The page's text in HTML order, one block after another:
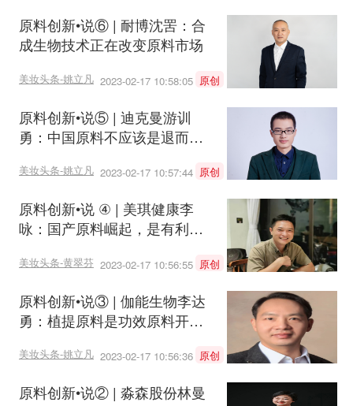
原料创新•说⑥ | 耐博沈罟：合
成生物技术正在改变原料市场
美妆头条-姚立凡 2023-02-17 10:58:05 原创
原料创新•说⑤ | 迪克曼游训
勇：中国原料不应该是退而求
美妆头条-姚立凡 2023-02-17 10:57:44 原创
原料创新•说 ④ | 美琪健康李
咏：国产原料崛起，是有利于
美妆头条-黄翠芬 2023-02-17 10:56:55 原创
原料创新•说③ | 伽能生物李达
勇：植提原料是功效原料开发
美妆头条-姚立凡 2023-02-17 10:56:36 原创
原料创新•说② | 淼森股份林曼